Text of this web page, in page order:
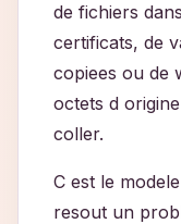
de fichiers
certificats, de
copiees ou de
octets d
coller.
C est le
resout un